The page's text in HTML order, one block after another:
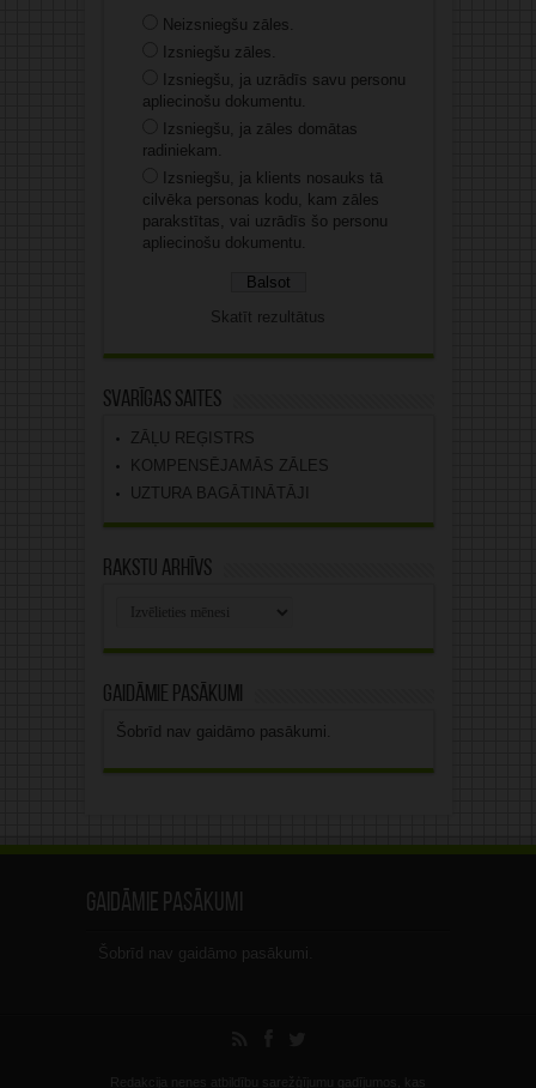
Neizsniegšu zāles.
Izsniegšu zāles.
Izsniegšu, ja uzrādīs savu personu
apliecinošu dokumentu.
Izsniegšu, ja zāles domātas
radiniekam.
Izsniegšu, ja klients nosauks tā
cilvēka personas kodu, kam zāles
parakstītas, vai uzrādīs šo personu
apliecinošu dokumentu.
Skatīt rezultātus
Svarīgas saites
ZĀĻU REĢISTRS
KOMPENSĒJAMĀS ZĀLES
UZTURA BAGĀTINĀTĀJI
Rakstu arhīvs
Gaidāmie pasākumi
Šobrīd nav gaidāmo pasākumi.
Gaidāmie pasākumi
Šobrīd nav gaidāmo pasākumi.
Redakcija nenes atbildību sarežģījumu gadījumos, kas